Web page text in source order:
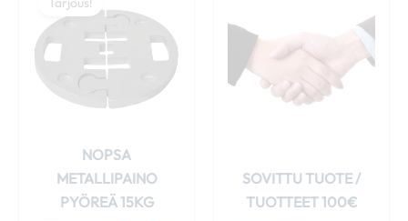
NOPSA
METALLIPAINO
PYÖREÄ 15KG
oli:
69,00 €.64,00 €.
SOVITTU TUOTE /
TUOTTEET 100€